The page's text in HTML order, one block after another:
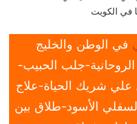
في الكويت
في الوطن والخليج
جلب الحبيب-
علي شريك الحياة-علاج
الأسود-طلاق بين